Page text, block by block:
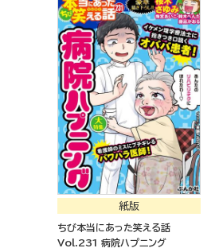
紙版
ちび本当にあった笑える話
Vol.231 病院ハプニング